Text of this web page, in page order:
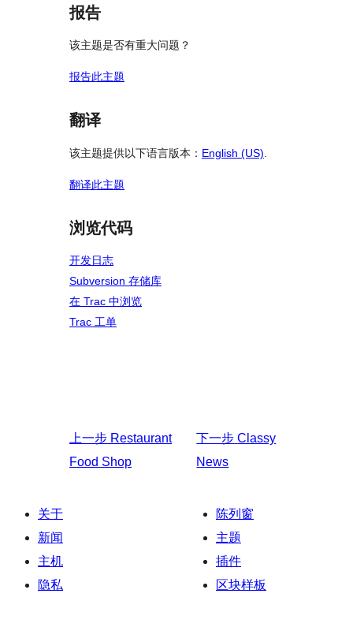
报告
该主题是否有重大问题？
报告此主题
翻译
该主题提供以下语言版本： English (US)
翻译此主题
浏览代码
开发日志
Subversion 存储库
在 Trac 中浏览
Trac 工单
上一步 Restaurant
Food Shop
下一步 Classy
News
关于
新闻
主机
隐私
陈列窗
主题
插件
区块样板